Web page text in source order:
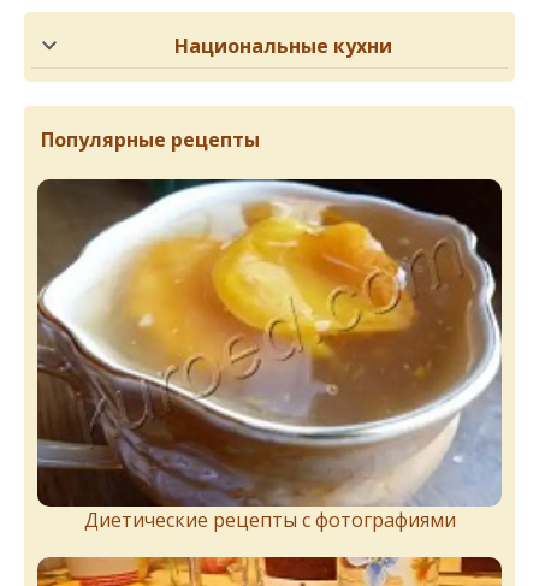
Национальные кухни
Популярные рецепты
Диетические рецепты с фотографиями